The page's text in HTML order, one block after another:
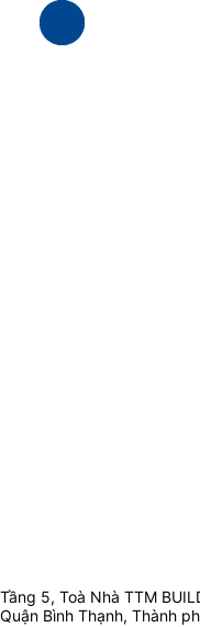
Tầng 5, Toà Nhà TTM
Quận Bình Thạnh, Thành